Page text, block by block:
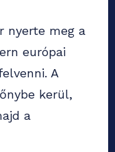
nyerte meg a
európai
A
kerül,
a